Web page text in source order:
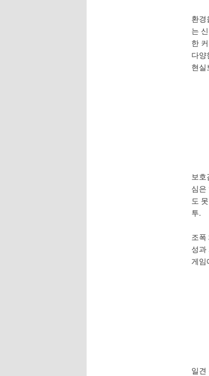
환경
는
한
다양
현실
보
심은
도
투.
조폭
성과
게임
일견